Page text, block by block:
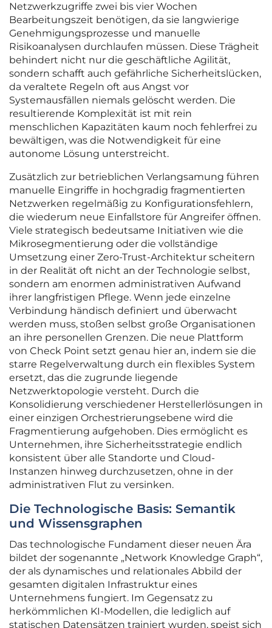
Netzwerkzugriffe zwei bis vier Wochen
Bearbeitungszeit benötigen, da sie langwierige
Genehmigungsprozesse und manuelle
Risikoanalysen durchlaufen müssen. Diese Trägheit
behindert nicht nur die geschäftliche Agilität,
sondern schafft auch gefährliche Sicherheitslücken,
da veraltete Regeln oft aus Angst vor
Systemausfällen niemals gelöscht werden. Die
resultierende Komplexität ist mit rein
menschlichen Kapazitäten kaum noch fehlerfrei zu
bewältigen, was die Notwendigkeit für eine
autonome Lösung unterstreicht.
Zusätzlich zur betrieblichen Verlangsamung führen
manuelle Eingriffe in hochgradig fragmentierten
Netzwerken regelmäßig zu Konfigurationsfehlern,
die wiederum neue Einfallstore für Angreifer öffnen.
Viele strategisch bedeutsame Initiativen wie die
Mikrosegmentierung oder die vollständige
Umsetzung einer Zero-Trust-Architektur scheitern
in der Realität oft nicht an der Technologie selbst,
sondern am enormen administrativen Aufwand
ihrer langfristigen Pflege. Wenn jede einzelne
Verbindung händisch definiert und überwacht
werden muss, stoßen selbst große Organisationen
an ihre personellen Grenzen. Die neue Plattform
von Check Point setzt genau hier an, indem sie die
starre Regelverwaltung durch ein flexibles System
ersetzt, das die zugrunde liegende
Netzwerktopologie versteht. Durch die
Konsolidierung verschiedener Herstellerlösungen in
einer einzigen Orchestrierungsebene wird die
Fragmentierung aufgehoben. Dies ermöglicht es
Unternehmen, ihre Sicherheitsstrategie endlich
konsistent über alle Standorte und Cloud-
Instanzen hinweg durchzusetzen, ohne in der
administrativen Flut zu versinken.
Die Technologische Basis: Semantik
und Wissensgraphen
Das technologische Fundament dieser neuen Ära
bildet der sogenannte „Network Knowledge Graph“,
der als dynamisches und relationales Abbild der
gesamten digitalen Infrastruktur eines
Unternehmens fungiert. Im Gegensatz zu
herkömmlichen KI-Modellen, die lediglich auf
statischen Datensätzen trainiert wurden, speist sich